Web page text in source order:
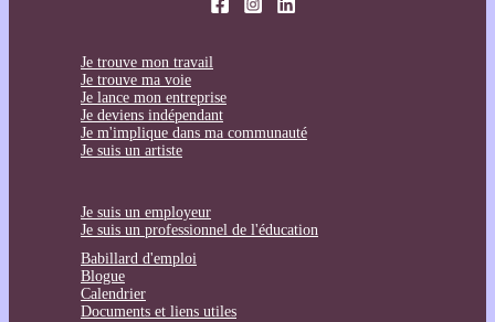
Je trouve mon travail
Je trouve ma voie
Je lance mon entreprise
Je deviens indépendant
Je m'implique dans ma communauté
Je suis un artiste
Je suis un employeur
Je suis un professionnel de l'éducation
Babillard d'emploi
Blogue
Calendrier
Documents et liens utiles